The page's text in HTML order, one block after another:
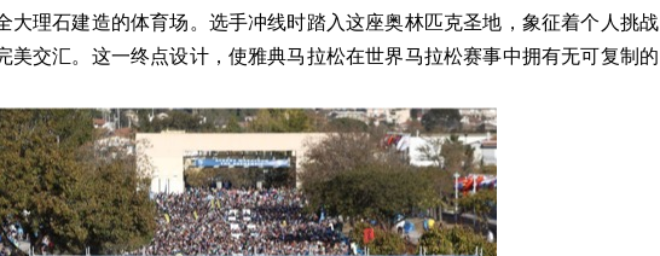
大理石建造的体育场。选手冲线时踏入这座奥林匹克圣地，象征着个人挑战
美交汇。这一终点设计，使雅典马拉松在世界马拉松赛事中拥有无可复制的